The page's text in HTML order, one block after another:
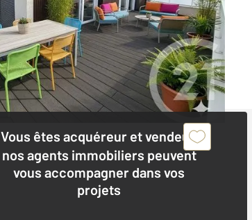
Vous êtes acquéreur et vendeur,
nos agents immobiliers peuvent
vous accompagner dans vos
projets